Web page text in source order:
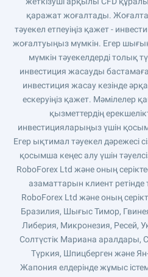
қаражат жоғалтады.
тәуекел етпеуіңіз қажет -
жоғалтуыңыз мүмкін. Егер
мүмкін тәуекелдерді толық
инвестиция жасауды
инвестиция жасау кезінде
ескеруіңіз қажет. Мәмілелер
қызметтердің
инвестицияларыңыз үшін
Егер ықтимал тәуекел дәрежесі
қосымша кеңес алу үшін
RoboForex Ltd және оның
азаматтарын клиент ретінде
RoboForex Ltd және оның
Бразилия, Шығыс Тимор,
Либерия, Микронезия, Ресей,
Солтүстік Мариана аралдары,
Түркия, Шпицберген және
Жапония елдерінде жұмыс